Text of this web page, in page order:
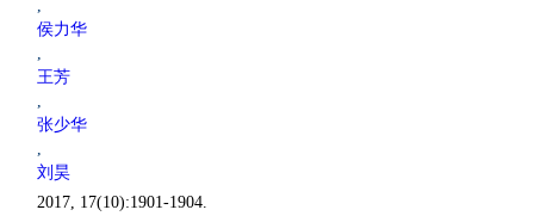
,
侯力华
,
王芳
,
张少华
,
刘昊
2017, 17(10):1901-1904.